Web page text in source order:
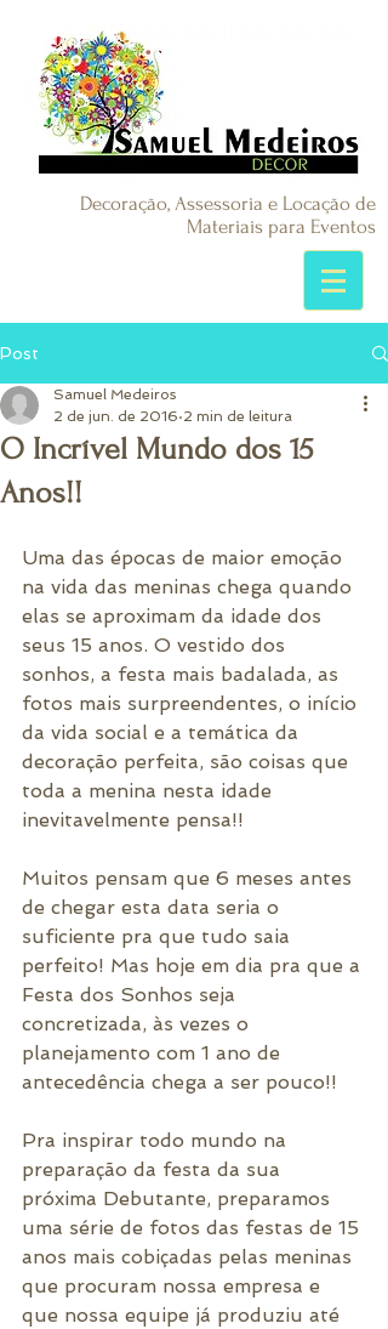
Decoração, Assessoria e Locação de
Materiais para Eventos
Post
O Incrível Mundo dos 15
Anos!!
Samuel Medeiros
2 de jun. de 2016 2 min de leitura
Uma das épocas de maior emoção
na vida das meninas chega quando
elas se aproximam da idade dos
seus 15 anos. O vestido dos
sonhos, a festa mais badalada, as
fotos mais surpreendentes, o início
da vida social e a temática da
decoração perfeita, são coisas que
toda a menina nesta idade
inevitavelmente pensa!!
Muitos pensam que 6 meses antes
de chegar esta data seria o
suficiente pra que tudo saia
perfeito! Mas hoje em dia pra que a
Festa dos Sonhos seja
concretizada, às vezes o
planejamento com 1 ano de
antecedência chega a ser pouco!!
Pra inspirar todo mundo na
preparação da festa da sua
próxima Debutante, preparamos
uma série de fotos das festas de 15
anos mais cobiçadas pelas meninas
que procuram nossa empresa e
que nossa equipe já produziu até